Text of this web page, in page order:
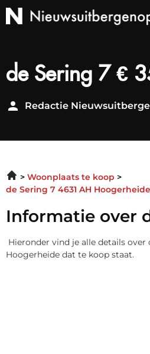
de Sering 7 €
Redactie
Woonplaats te koop
de Sering 7 4631 AH Hoogerheide
Informatie over
Hieronder vind je alle details over
Hoogerheide dat te koop staat.